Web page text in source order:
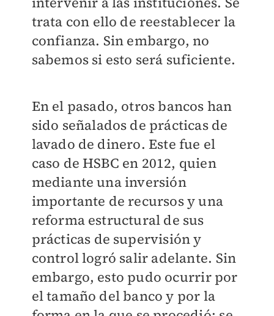
trata con ello de reestablecer la
confianza. Sin embargo, no
sabemos si esto será suficiente.
En el pasado, otros bancos han
sido señalados de prácticas de
lavado de dinero. Este fue el
caso de HSBC en 2012, quien
mediante una inversión
importante de recursos y una
reforma estructural de sus
prácticas de supervisión y
control logró salir adelante. Sin
embargo, esto pudo ocurrir por
el tamaño del banco y por la